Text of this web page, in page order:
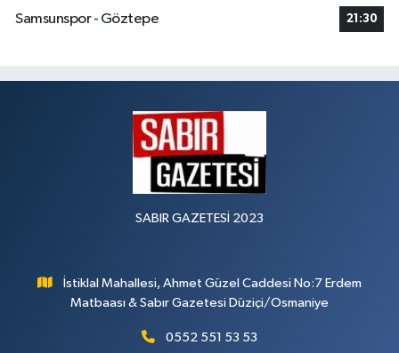
Samsunspor - Göztepe
21:30
SABIR GAZETESİ 2023
İstiklal Mahallesi, Ahmet Güzel Caddesi No:7 Erdem
Matbaası & Sabır Gazetesi Düziçi/Osmaniye
0552 551 53 53